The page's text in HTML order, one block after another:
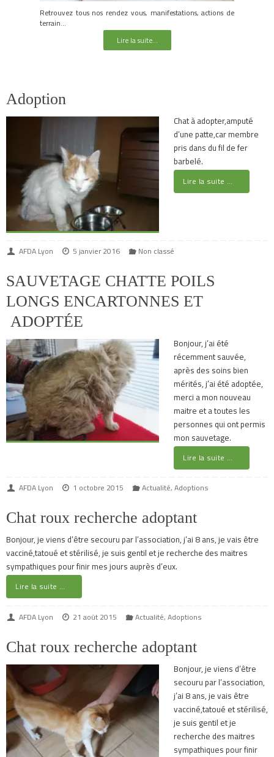
Retrouvez tous nos rendez vous, manifestations, actions de
terrain...
Lire la suite...
Adoption
Chat à adopter,amputé
d’une patte,car membre
pris dans du fil de fer
barbelé.
Lire la suite …
AFDA Lyon 5 janvier 2016 Non classé
SAUVETAGE CHATTE POILS
LONGS ENCARTONNES ET
ADOPTÉE
Bonjour, j’ai été
récemment sauvée,
après des soins bien
mérités, j’ai été adoptée,
merci a mon nouveau
maitre et a toutes les
personnes qui ont permis
mon sauvetage.
Lire la suite …
AFDA Lyon 1 octobre 2015 Actualité Adoptions
Chat roux recherche adoptant
Bonjour, je viens d’être secouru par l’association, j’ai 8 ans, je vais être
vacciné,tatoué et stérilisé, je suis gentil et je recherche des maitres
sympathiques pour finir mes jours auprès d’eux.
Lire la suite …
AFDA Lyon 21 août 2015 Actualité Adoptions
Chat roux recherche adoptant
Bonjour, je viens d’être
secouru par l’association,
j’ai 8 ans, je vais être
vacciné,tatoué et stérilisé,
je suis gentil et je
recherche des maitres
sympathiques pour finir